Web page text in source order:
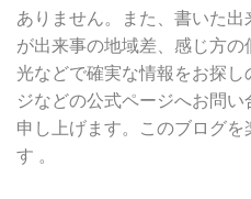
ありません。また、書いた
が出来事の地域差、感じ方
光などで確実な情報をお探
ジなどの公式ページへお問
申し上げます。このブログ
す 。